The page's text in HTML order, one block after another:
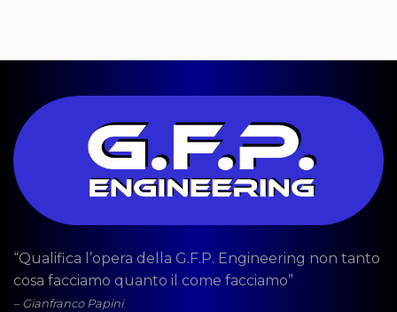
“Qualifica l’opera della G.F.P. Engineering non tanto
cosa facciamo quanto il come facciamo”
– Gianfranco Papini